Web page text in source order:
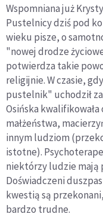
Wspomniana już
Pustelnicy dziś pod
wieku pisze, o
"nowej drodze
potwierdza takie
religijnie. W czasie,
pustelnik" uchodził
Osińska
małżeństwa,
innym ludziom
istotne).
niektórzy ludzie mają
Doświadczeni
kwestią są
bardzo trudne.